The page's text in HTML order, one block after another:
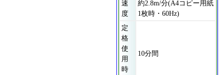
速
度
約2.8m/分(A4コピー用紙
1枚時・60Hz)
定
格
使
用
時
10分間